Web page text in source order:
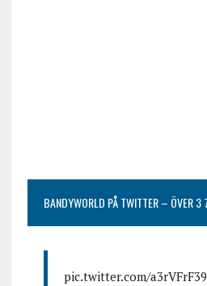
BANDYWORLD PÅ TWITTER – ÖVER 3
pic.twitter.com/